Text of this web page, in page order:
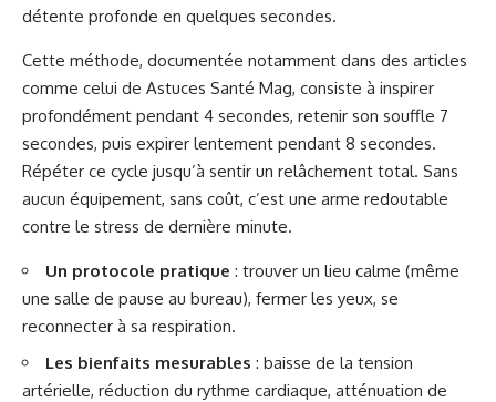
détente profonde en quelques secondes.
Cette méthode, documentée notamment dans des articles
comme celui de Astuces Santé Mag, consiste à inspirer
profondément pendant 4 secondes, retenir son souffle 7
secondes, puis expirer lentement pendant 8 secondes.
Répéter ce cycle jusqu’à sentir un relâchement total. Sans
aucun équipement, sans coût, c’est une arme redoutable
contre le stress de dernière minute.
Un protocole pratique : trouver un lieu calme (même
une salle de pause au bureau), fermer les yeux, se
reconnecter à sa respiration.
Les bienfaits mesurables : baisse de la tension
artérielle, réduction du rythme cardiaque, atténuation de